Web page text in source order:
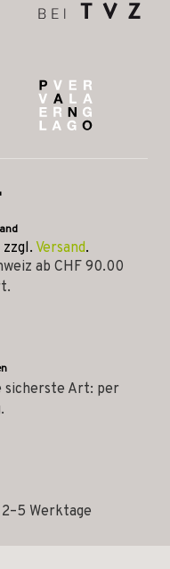
Versand.
ab CHF 90.00
sicherste Art: per
Werktage